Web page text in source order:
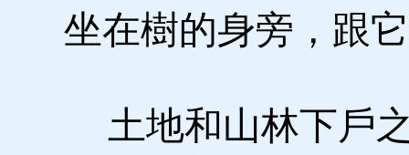
坐在樹的身旁，跟
土地和山林下戶